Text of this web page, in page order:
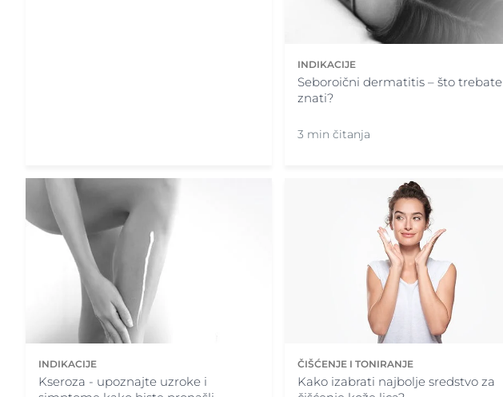
INDIKACIJE
Seboroični dermatitis – što trebate
znati?
3 min čitanja
INDIKACIJE
Kseroza - upoznajte uzroke i
ČIŠĆENJE I TONIRANJE
Kako izabrati najbolje sredstvo za